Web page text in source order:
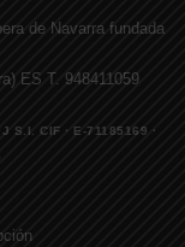
de Navarra fundada
ES T. 948411059
S.I. CIF · E-71185169 ·